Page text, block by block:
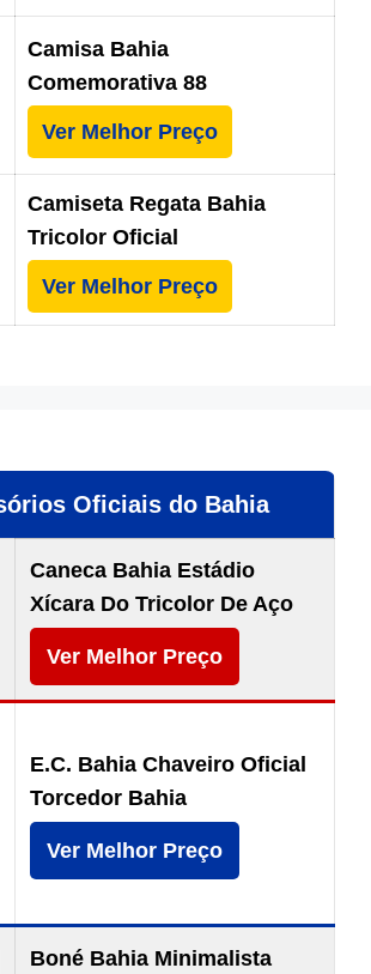
Camisa Bahia
Comemorativa 88
Ver Melhor Preço
Camiseta Regata Bahia
Tricolor Oficial
Ver Melhor Preço
Oficiais do Bahia
Caneca Bahia Estádio
Xícara Do Tricolor De Aço
Ver Melhor Preço
E.C. Bahia Chaveiro Oficial
Torcedor Bahia
Ver Melhor Preço
Boné Bahia Minimalista